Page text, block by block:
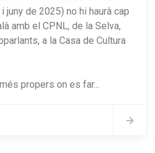
juny de 2025) no hi haurà cap
amb el CPNL, de la Selva,
a la Casa de Cultura
propers on es far...